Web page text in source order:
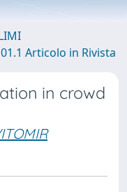
01.1 Articolo in Rivista
in crowd